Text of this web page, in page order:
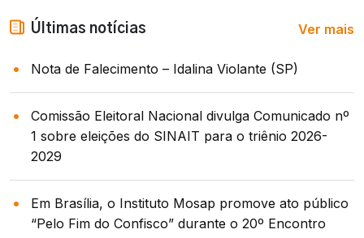
Últimas notícias Ver mais
Nota de Falecimento – Idalina Violante (SP)
Comissão Eleitoral Nacional divulga Comunicado nº
1 sobre eleições do SINAIT para o triênio 2026-
2029
Em Brasília, o Instituto Mosap promove ato público
“Pelo Fim do Confisco” durante o 20º Encontro